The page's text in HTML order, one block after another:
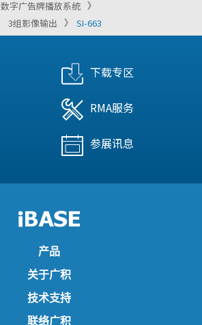
数字广告牌播放系统
3组影像输出 SI-663
下载专区
RMA服务
参展讯息
产品
关于广积
技术支持
联络广积